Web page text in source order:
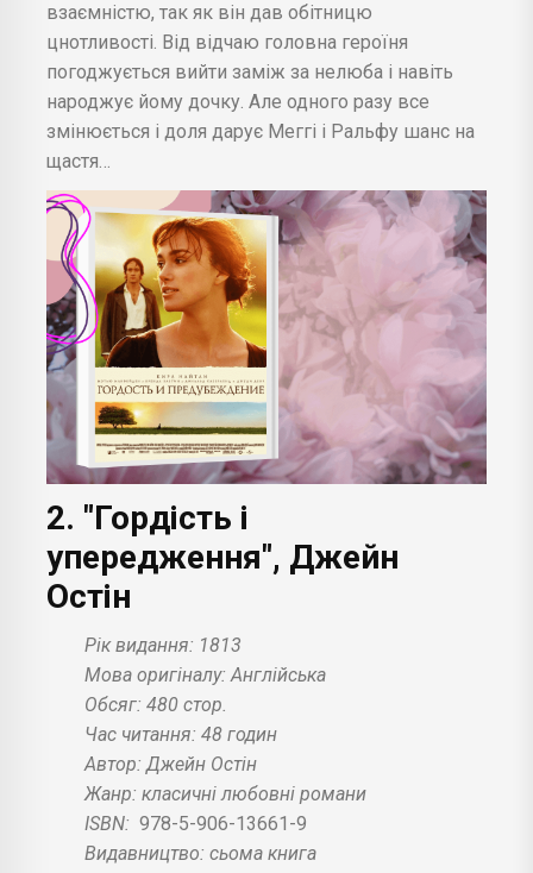
взаємністю, так як він дав обітницю
цнотливості. Від відчаю головна героїня
погоджується вийти заміж за нелюба і навіть
народжує йому дочку. Але одного разу все
змінюється і доля дарує Меггі і Ральфу шанс на
щастя…
2. "Гордість і
упередження", Джейн
Остін
Рік видання: 1813
Мова оригіналу: Англійська
Обсяг: 480 стор.
Час читання: 48 годин
Автор: Джейн Остін
Жанр: класичні любовні романи
ISBN: 978-5-906-13661-9
Видавництво: сьома книга